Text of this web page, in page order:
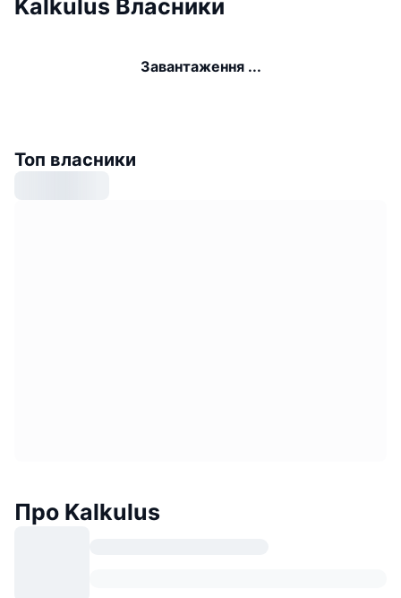
Kalkulus Власники
Завантаження ...
Топ власники
Про Kalkulus